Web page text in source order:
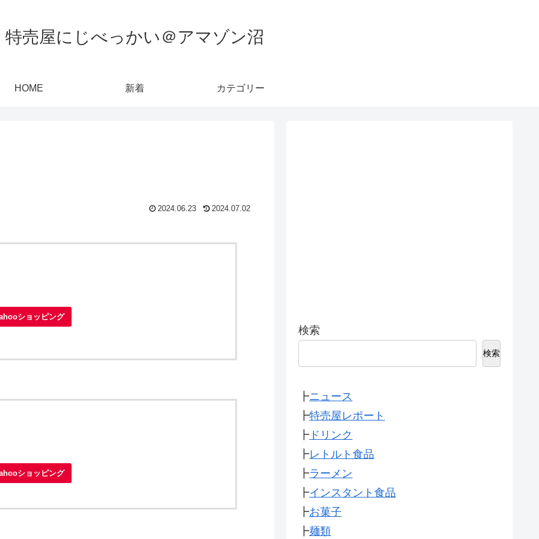
特売屋にじべっかい＠アマゾン沼
HOME 新着 カテゴリー
2024.06.23 2024.07.02
ショッピング
ショッピング
検索
検索
┣ニュース
┣特売屋レポート
┣ ドリンク
┣レトルト食品
┣ラーメン
┣インスタント食品
┣お菓子
┣麺類